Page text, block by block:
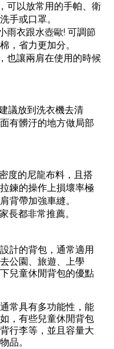
可以放常用的手帕、衛
手或口罩。
雨衣跟水壺歐! 可調節
，省力更加分。
也讓兩肩在使用的時候
議放到洗衣機去清
有髒汙的地方做局部
度的尼龍布料，且搭
鍊的操作上損壞率極
背帶加強車縫。
長都非常推薦。
計的背包，通常適用
公園、旅遊、上學
兒童休閒背包的優點
常具有多功能性，能
，有些兒童休閒背包
行李等，並且容量大
品。